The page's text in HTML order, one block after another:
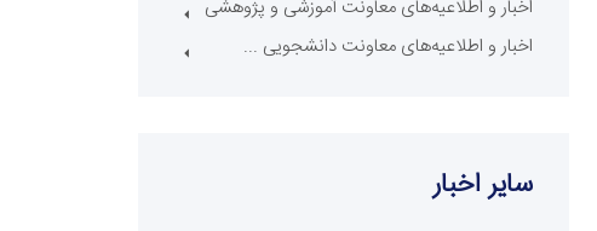
اخبار و اطلاعیه‌های معاونت آموزشی و پژوهشی
اخبار و اطلاعیه‌های معاونت دانشجویی ...
سایر اخبار